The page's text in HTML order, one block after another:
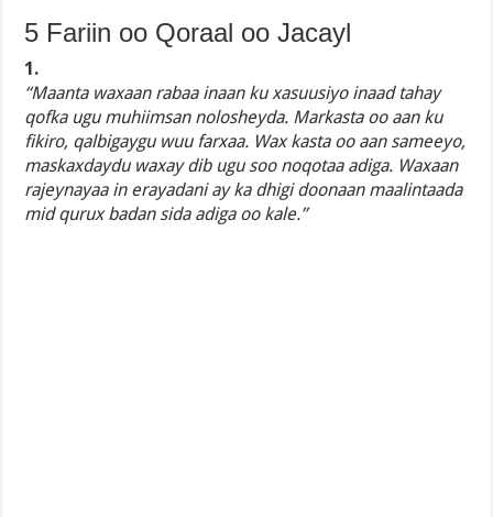
5 Fariin oo Qoraal oo Jacayl
1.
“Maanta waxaan rabaa inaan ku xasuusiyo inaad tahay
qofka ugu muhiimsan nolosheyda. Markasta oo aan ku
fikiro, qalbigaygu wuu farxaa. Wax kasta oo aan sameeyo,
maskaxdaydu waxay dib ugu soo noqotaa adiga. Waxaan
rajeynayaa in erayadani ay ka dhigi doonaan maalintaada
mid qurux badan sida adiga oo kale.”